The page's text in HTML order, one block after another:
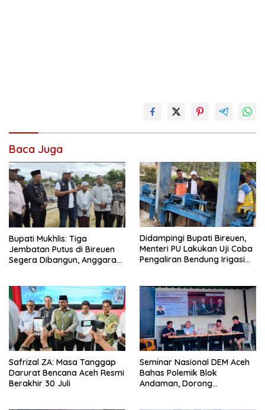
Baca Juga
Bupati Mukhlis: Tiga
Jembatan Putus di Bireuen
Segera Dibangun, Anggaran
Didampingi Bupati Bireuen,
Menteri PU Lakukan Uji Coba
Pengaliran Bendung Irigasi
Safrizal ZA: Masa Tanggap
Darurat Bencana Aceh Resmi
Berakhir 30 Juli
Seminar Nasional DEM Aceh
Bahas Polemik Blok
Andaman, Dorong